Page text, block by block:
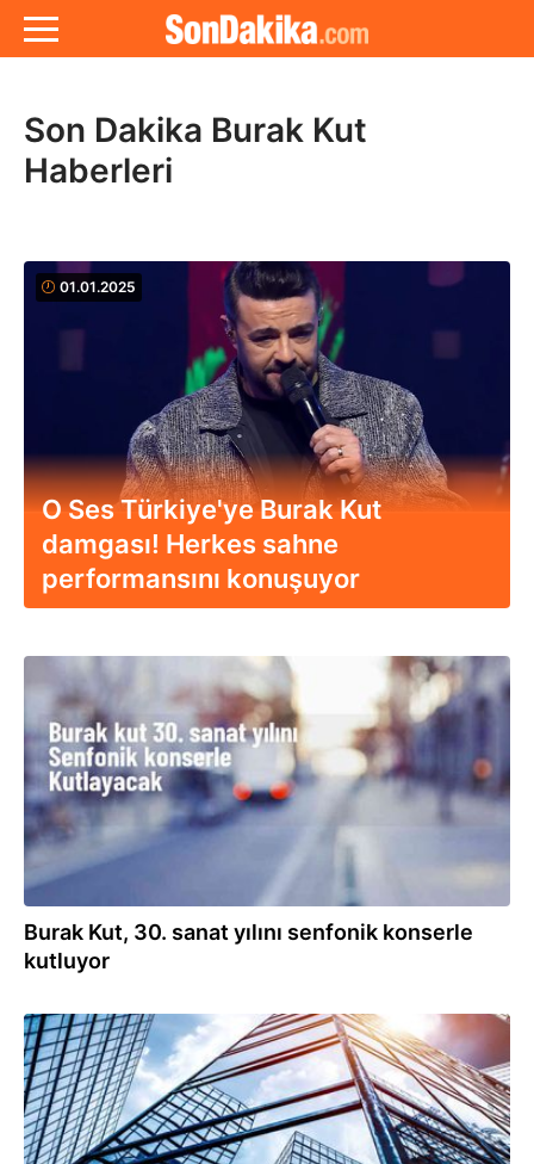
Son Dakika Burak Kut
Haberleri
01.01.2025
O Ses Türkiye'ye Burak Kut
damgası! Herkes sahne
performansını konuşuyor
06.06.2024
Burak Kut, 30. sanat yılını senfonik konserle
kutluyor
14.07.2023